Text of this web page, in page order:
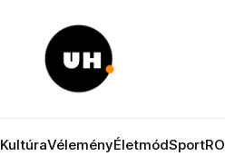
KultúraVéleményÉletmódSportRO